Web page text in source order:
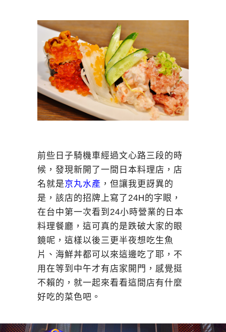
前些日子騎機車經過文心路三段的時
候，發現新開了一間日本料理店，店
名就是京丸水產 ，但讓我更訝異的
是，該店的招牌上寫了24H的字眼，
在台中第一次看到24小時營業的日本
料理餐廳，這可真的是跌破大家的眼
鏡呢，這樣以後三更半夜想吃生魚
片、海鮮丼都可以來這邊吃了耶，不
用在等到中午才有店家開門，感覺挺
不賴的，就一起來看看這間店有什麼
好吃的菜色吧。